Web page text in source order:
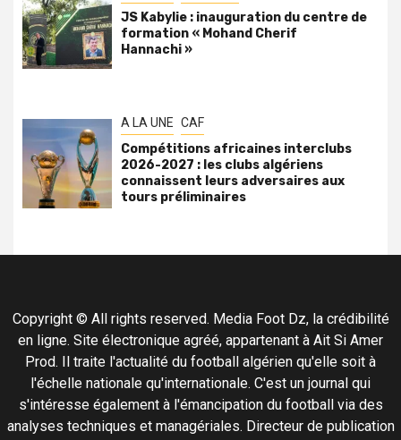
JS Kabylie : inauguration du centre de
formation « Mohand Cherif
Hannachi »
A LA UNE CAF
Compétitions africaines interclubs
2026-2027 : les clubs algériens
connaissent leurs adversaires aux
tours préliminaires
Copyright © All rights reserved. Media Foot Dz, la crédibilité
en ligne. Site électronique agréé, appartenant à Ait Si Amer
Prod. Il traite l'actualité du football algérien qu'elle soit à
l'échelle nationale qu'internationale. C'est un journal qui
s'intéresse également à l'émancipation du football via des
analyses techniques et managériales. Directeur de publication